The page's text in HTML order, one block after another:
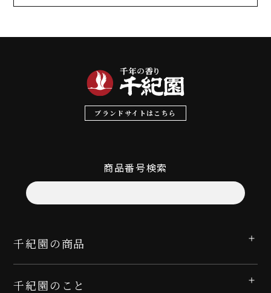
ブランドサイトはこちら
商品番号検索
千紀園の商品
千紀園のこと